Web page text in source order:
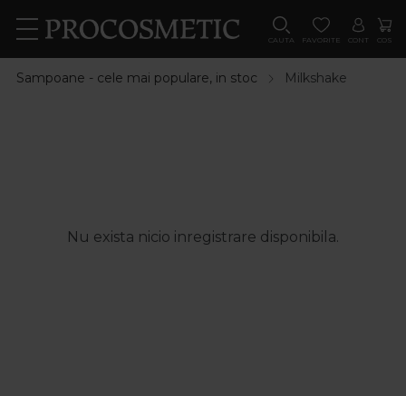
CAUTA FAVORITE CONT COS
Sampoane - cele mai populare, in stoc Milkshake
Nu exista nicio inregistrare disponibila.